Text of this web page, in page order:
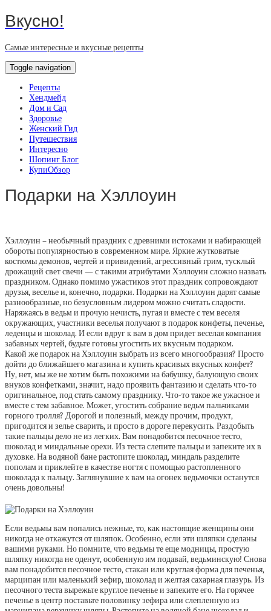
Вкусно!
Самые интересные и вкусные рецепты
Toggle navigation
Рецепты
Хендмейд
Дом и Сад
Здоровье
Женский Гид
Путешествия
Интересно
Шопинг Блог
КупиОбзор
Подарки на Хэллоуин
Хэллоуин – необычный праздник с древними истоками и набирающей
обороты популярностью в современном мире. Яркие жутковатые
костюмы демонов, чертей и привидений, агрессивный грим, тусклый
дрожащий свет свечи — с такими атрибутами Хэллоуин сложно назвать
праздником. Однако помимо ужастиков этот праздник сопровождают
друзья, веселье и, конечно, подарки. Подарки на Хэллоуин дарят самые
разнообразные, но безусловным лидером можно считать сладости.
Наряжаясь в ведьм и прочую нечисть, пугая и вместе с тем веселя
окружающих, участники веселья получают в подарок конфеты, печенье,
леденцы и шоколад. И если вдруг к вам в дом придет веселая компания
забавных чертей, будьте готовы угостить их вкусным подарком.
Какой же подарок на Хэллоуин выбрать из всего многообразия? Просто
дойти до ближайшего магазина и купить красивых вкусных конфет?
Ну, нет, мы же не хотим быть похожими на бабушку, балующую своих
внуков конфетками, значит, надо проявить фантазию и сделать что-то
оригинальное, под стать самому празднику. Что-то такое же ужасное и
вместе с тем забавное. Может, угостить собрание ведьм пальчиками
горного тролля? Дорогой и полезный, между прочим, продукт,
пригодится и зелье сварить, и просто в дороге перекусить. Раздобыть
такие пальцы дело не из легких. Вам понадобится песочное тесто,
шоколад и миндальные орехи. Из теста слепите пальцы и запеките их в
духовке. На водяной бане растопите шоколад, миндаль разделите
пополам и приклейте в качестве ногтя с помощью растопленного
шоколада к пальцу. Заглянувшие к вам на огонек ведьмочки останутся
очень довольны!
Если ведьмы вам попались нежные, то, как настоящие женщины они
никогда не откажутся от шляпок. Особенно, если эти шляпки сделаны
вашими руками. Но помните, что ведьмы те еще модницы, простую
шляпку никогда не оденут, особенную им подавай, ведьминскую! Снова
вам понадобится песочное тесто, стакан или круглая форма для печенья,
марципан или маленький зефир, шоколад и желтая сахарная глазурь. Из
песочного теста вырежьте круглое печенье и запеките его. На горячее
печенье в центр поставьте половинку зефира или слепленную из